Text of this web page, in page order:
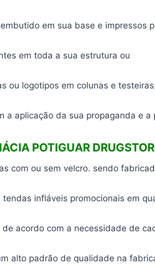
em sua base e impressos
em toda a sua estrutura ou
ou logotipos em colunas e
a aplicação da sua propaganda e
POTIGUAR
com ou sem velcro. sendo
infláveis promocionais em
acordo com a necessidade de
alto padrão de qualidade na